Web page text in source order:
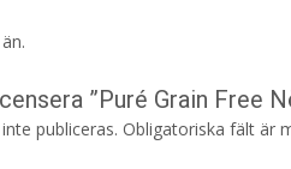
”Puré Grain Free
publiceras. Obligatoriska fält är